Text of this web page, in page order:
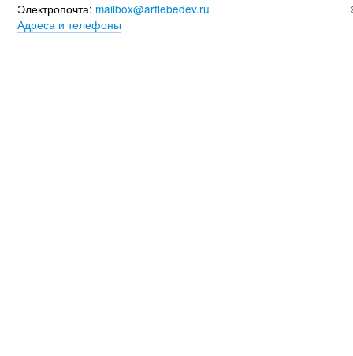
Электропочта: mailbox@artlebedev.ru
Адреса и телефоны